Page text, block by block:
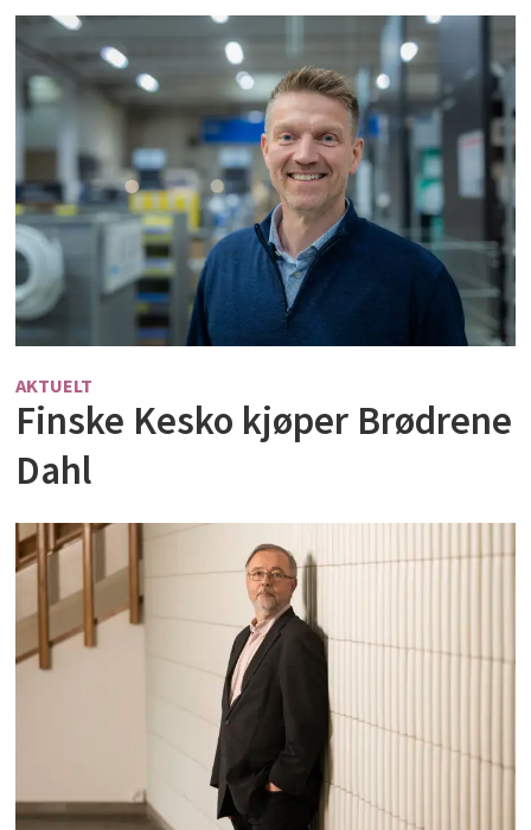
AKTUELT
Finske Kesko kjøper Brødrene
Dahl